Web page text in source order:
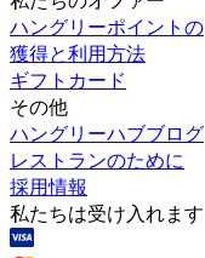
ハングリーポイントの
獲得と利用方法
ギフトカード
その他
ハングリーハブブログ
レストランのために
採用情報
私たちは受け入れます